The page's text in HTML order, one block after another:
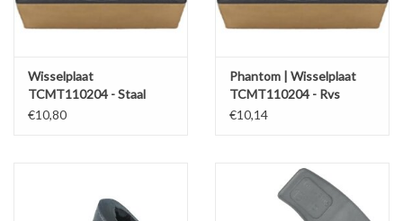
Wisselplaat
TCMT110204 - Staal
€10,80
Phantom | Wisselplaat
TCMT110204 - Rvs
€10,14